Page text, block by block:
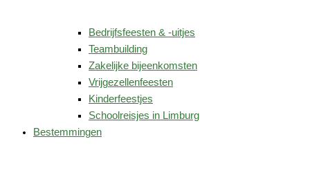
Bedrijfsfeesten & -uitjes
Teambuilding
Zakelijke bijeenkomsten
Vrijgezellenfeesten
Kinderfeestjes
Schoolreisjes in Limburg
Bestemmingen